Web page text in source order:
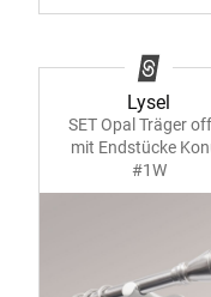
Lysel
SET Opal Träger
mit Endstücke
#1W